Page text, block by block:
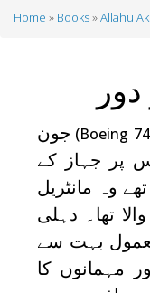
Home Books Allahu
(Boeing جون
پر جہاز کے
سوار تھے وہ مانٹریل
تھا۔ دہلی
بہت سے
مہمانوں کا